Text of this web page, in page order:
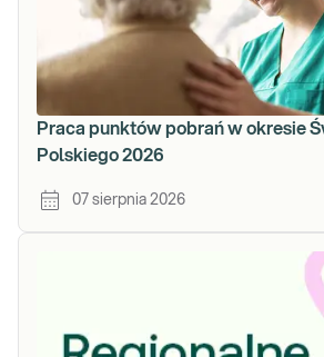
Praca punktów pobrań w okresie
Polskiego 2026
07 sierpnia 2026